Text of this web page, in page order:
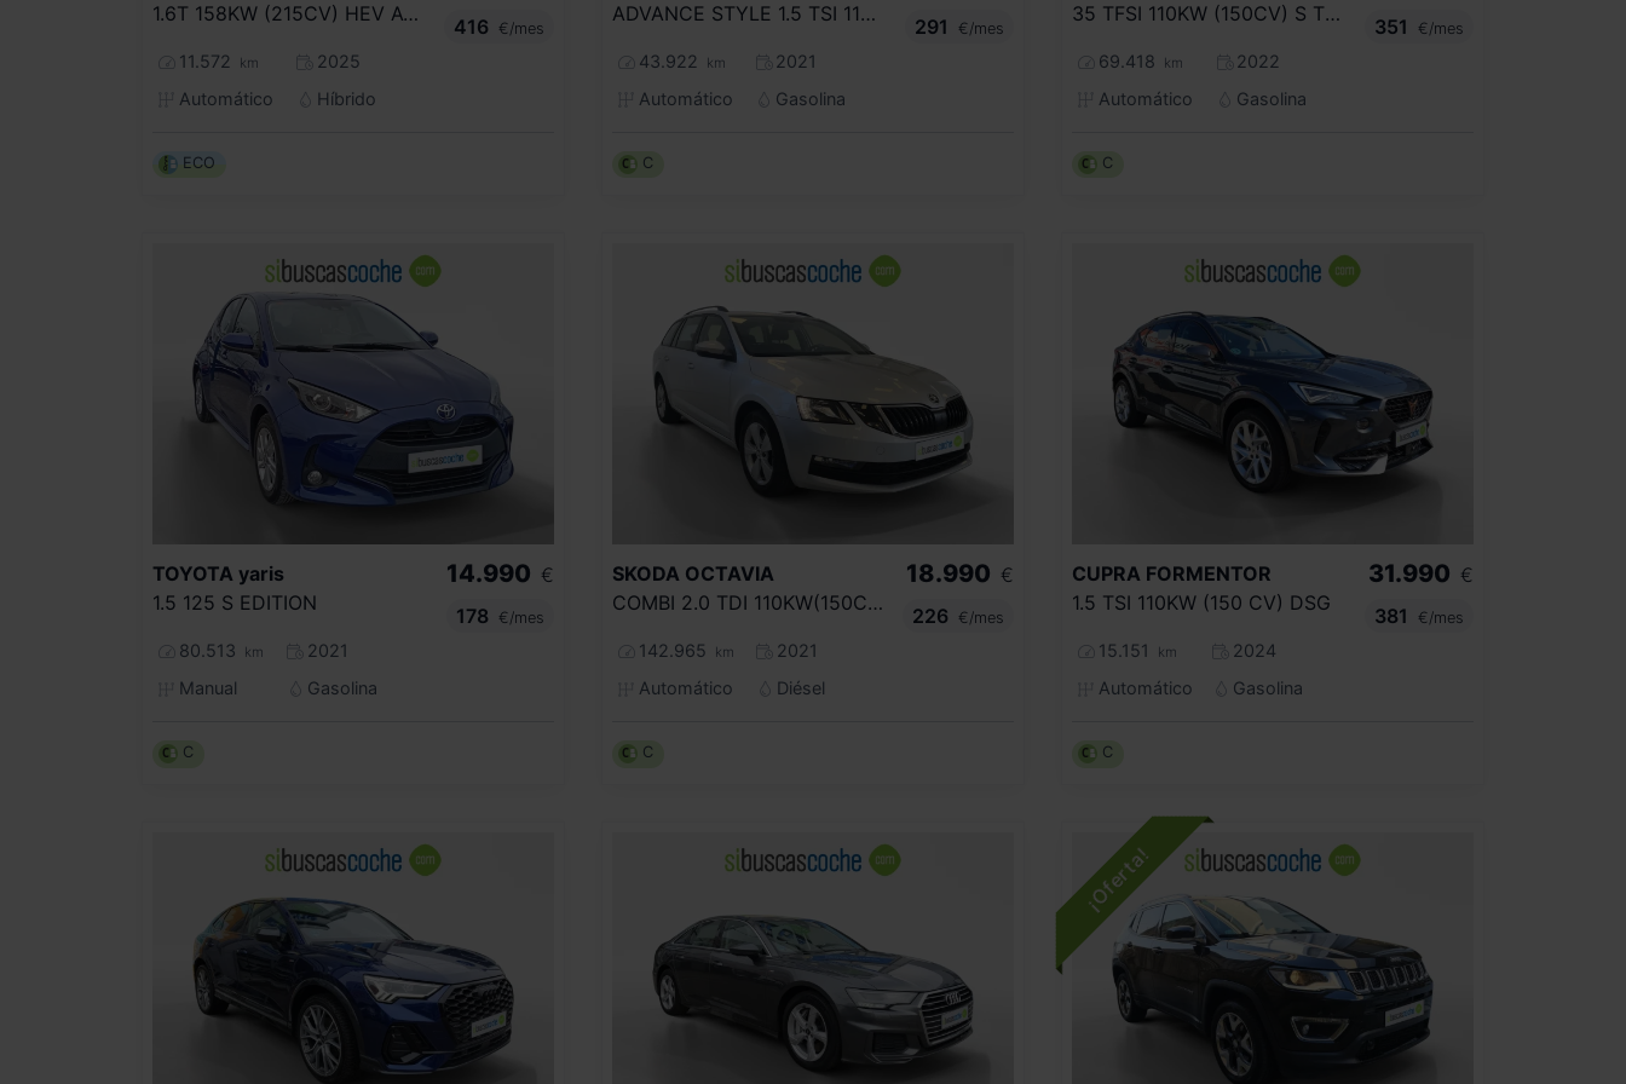
1.6T 158KW (215CV) HEV AT TECNO SKY
11.572 km
2025
Automático
Híbrido
416
€/mes
ECO
ADVANCE STYLE 1.5 TSI 110KW DSG
43.922 km
2021
Automático
Gasolina
291
€/mes
C
35 TFSI 110KW (150CV) S TRONIC
69.418 km
2022
Automático
Gasolina
351
€/mes
C
TOYOTA yaris
1.5 125 S EDITION
80.513 km
2021
Manual
Gasolina
14.990 €
178
€/mes
C
SKODA OCTAVIA
COMBI 2.0 TDI 110KW(150CV) DSG AMBITION
142.965 km
2021
Automático
Diésel
18.990 €
226
€/mes
C
CUPRA FORMENTOR
1.5 TSI 110KW (150 CV) DSG
15.151 km
2024
Automático
Gasolina
31.990 €
381
€/mes
C